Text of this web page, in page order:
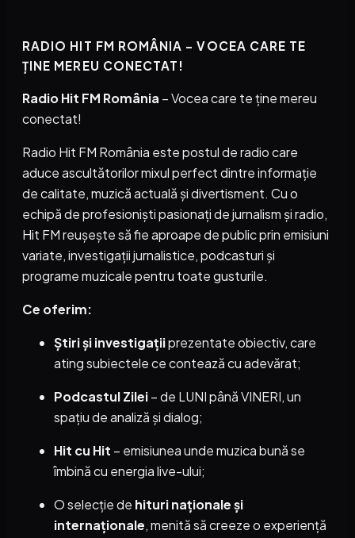
RADIO HIT FM ROMÂNIA – VOCEA CARE TE
ȚINE MEREU CONECTAT!
Radio Hit FM România – Vocea care te ține mereu
conectat!
Radio Hit FM România este postul de radio care
aduce ascultătorilor mixul perfect dintre informație
de calitate, muzică actuală și divertisment. Cu o
echipă de profesioniști pasionați de jurnalism și radio,
Hit FM reușește să fie aproape de public prin emisiuni
variate, investigații jurnalistice, podcasturi și
programe muzicale pentru toate gusturile.
Ce oferim:
Știri și investigațiiprezentate obiectiv, care
ating subiectele ce contează cu adevărat;
Podcastul Zilei– de LUNI până VINERI, un
spațiu de analiză și dialog;
Hit cu Hit – emisiunea unde muzica bună se
îmbină cu energia live-ului;
O selecție de hituri naționale și
internaționale, menită să creeze o experiență